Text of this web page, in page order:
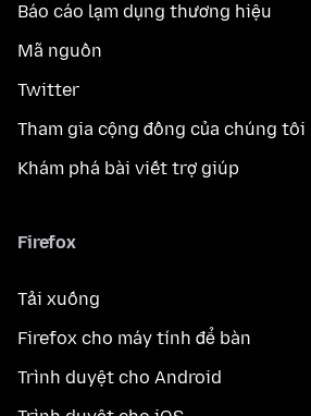
Báo cáo lạm dụng thương hiệu
Mã nguồn
Twitter
Tham gia cộng đồng của chúng tôi
Khám phá bài viết trợ giúp
Firefox
Tải xuống
Firefox cho máy tính để bàn
Trình duyệt cho Android